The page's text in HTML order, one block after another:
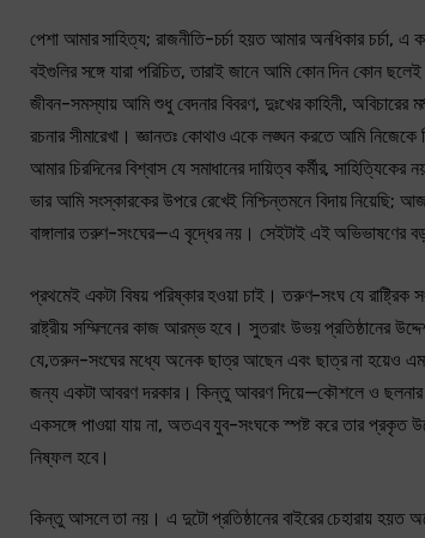
পেশা আমার সাহিত্য; রাজনীতি-চর্চা হয়ত আমার অনধিকার
বইগুলির সঙ্গে যারা পরিচিত, তারাই জানে আমি কোন দিন কোন
জীবন-সমস্যায় আমি শুধু বেদনার বিবরণ, দুঃখের কাহিনী, অবিচারের
রচনার সীমারেখা। জ্ঞানতঃ কোথাও একে লঙ্ঘন করতে আমি
আমার চিরদিনের বিশ্বাস যে সমাধানের দায়িত্ব কর্মীর,
ভার আমি সংস্কারকের উপরে রেখেই নিশ্চিন্তমনে বিদায়
বাঙ্গালার তরুণ-সংঘের—এ বৃদ্ধের নয়। সেইটাই এই অভিভাষণের
প্রথমেই একটা বিষয় পরিষ্কার হওয়া চাই। তরুণ-সংঘ যে
রাষ্ট্রীয় সম্মিলনের কাজ আরম্ভ হবে। সুতরাং উভয়
যে,তরুন-সংঘের মধ্যে অনেক ছাত্র আছেন এবং ছাত্র না হয়েও এমন
জন্য একটা আবরণ দরকার। কিন্তু আবরণ দিয়ে—কৌশলে ও ছলনার
একসঙ্গে পাওয়া যায় না, অতএব যুব-সংঘকে স্পষ্ট করে তার প্রকৃত
নিষ্ফল হবে।
কিন্তু আসলে তা নয়। এ দুটো প্রতিষ্ঠানের বাইরের চেহারায়